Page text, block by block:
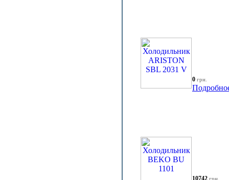
0 грн.
10742 грн.